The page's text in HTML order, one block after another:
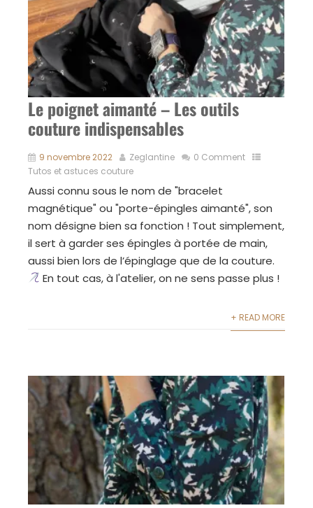
Le poignet aimanté – Les outils
couture indispensables
9 novembre 2022 Zeglantine
0 Comment
Tutos et astuces couture
Aussi connu sous le nom de "bracelet
magnétique" ou "porte-épingles aimanté", son
nom désigne bien sa fonction ! Tout simplement,
il sert à garder ses épingles à portée de main,
aussi bien lors de l’épinglage que de la couture.
En tout cas, à l'atelier, on ne sens passe plus !
+ READ MORE